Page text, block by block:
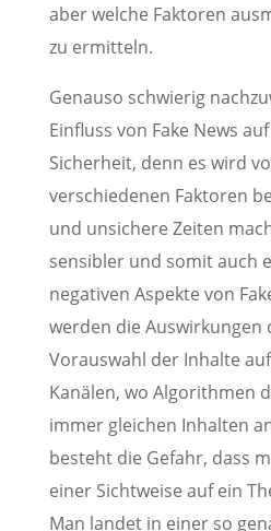
aber welche Faktoren
zu ermitteln.
Genauso schwierig
Einfluss von Fake News
Sicherheit, denn es wird
verschiedenen Faktoren
und unsichere Zeiten
sensibler und somit auch
negativen Aspekte von
werden die Auswirkungen
Vorauswahl der Inhalte
Kanälen, wo Algorithmen
immer gleichen Inhalten
besteht die Gefahr, dass
einer Sichtweise auf ein
Man landet in einer so